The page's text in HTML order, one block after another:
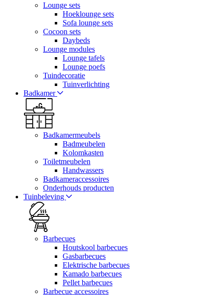
Lounge sets
Hoeklounge sets
Sofa lounge sets
Cocoon sets
Daybeds
Lounge modules
Lounge tafels
Lounge poefs
Tuindecoratie
Tuinverlichting
Badkamer
Badkamermeubels
Badmeubelen
Kolomkasten
Toiletmeubelen
Handwassers
Badkameraccessoires
Onderhouds producten
Tuinbeleving
Barbecues
Houtskool barbecues
Gasbarbecues
Elektrische barbecues
Kamado barbecues
Pellet barbecues
Barbecue accessoires